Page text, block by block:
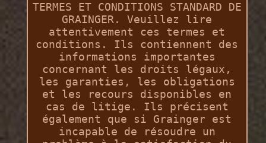
TERMES ET CONDITIONS STANDARD DE
GRAINGER. Veuillez lire
attentivement ces termes et
conditions. Ils contiennent des
informations importantes
concernant les droits légaux,
les garanties, les obligations
et les recours disponibles en
cas de litige. Ils précisent
également que si Grainger est
incapable de résoudre un